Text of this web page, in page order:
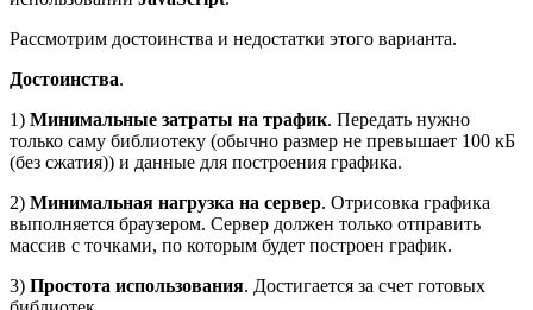
Рассмотрим достоинства и недостатки этого варианта.
Достоинства.
1) Минимальные затраты на трафик. Передать нужно
только саму библиотеку (обычно размер не превышает 100 кБ
(без сжатия)) и данные для построения графика.
2) Минимальная нагрузка на сервер. Отрисовка графика
выполняется браузером. Сервер должен только отправить
массив с точками, по которым будет построен график.
3) Простота использования. Достигается за счет готовых